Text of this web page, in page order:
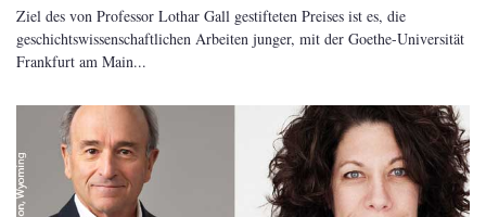
Ziel des von Professor Lothar Gall gestifteten Preises ist es, die
geschichtswissenschaftlichen Arbeiten junger, mit der Goethe-Universität
Frankfurt am Main